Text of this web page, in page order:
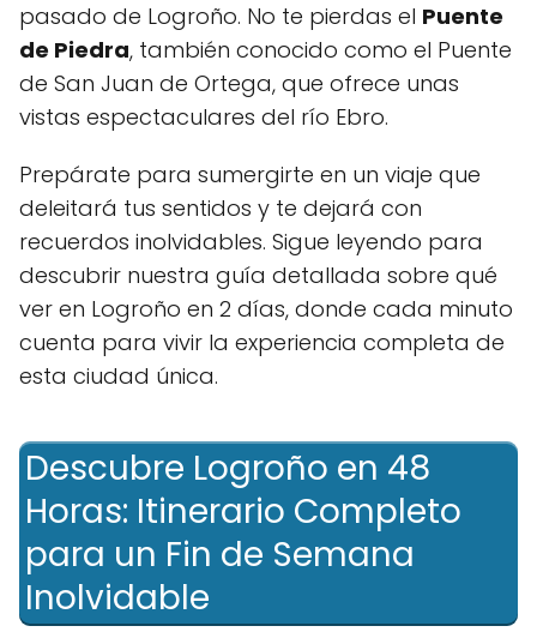
pasado de Logroño. No te pierdas el Puente
de Piedra, también conocido como el Puente
de San Juan de Ortega, que ofrece unas
vistas espectaculares del río Ebro.
Prepárate para sumergirte en un viaje que
deleitará tus sentidos y te dejará con
recuerdos inolvidables. Sigue leyendo para
descubrir nuestra guía detallada sobre qué
ver en Logroño en 2 días, donde cada minuto
cuenta para vivir la experiencia completa de
esta ciudad única.
Descubre Logroño en 48
Horas: Itinerario Completo
para un Fin de Semana
Inolvidable